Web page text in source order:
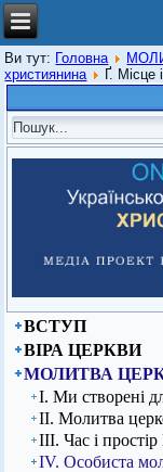
Ви тут: Головна
християнина
Ґ. Місце
ВСТУП
ВІРА ЦЕРКВИ
МОЛИТВА
І. Ми створені
ІІ. Молитва
ІІІ. Час і
ІV. Особиста